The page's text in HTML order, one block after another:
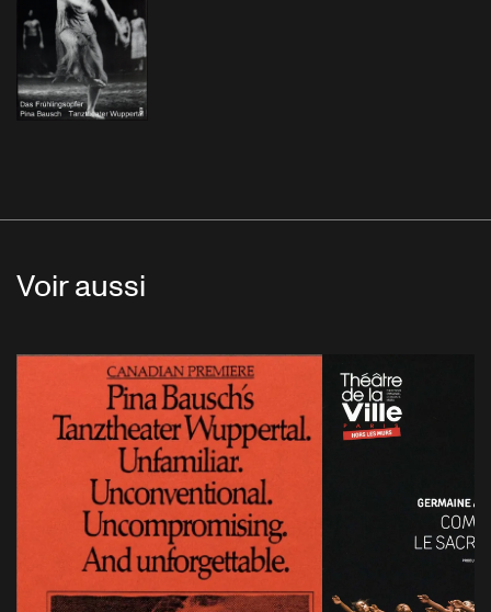
Voir aussi